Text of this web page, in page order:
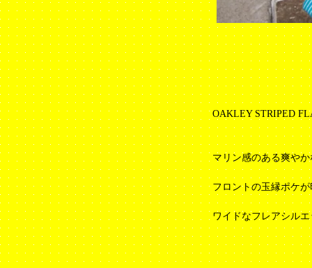
OAKLEY STRIPED
マリン感のある爽や
フロントの玉縁ポケ
ワイドなフレアシル